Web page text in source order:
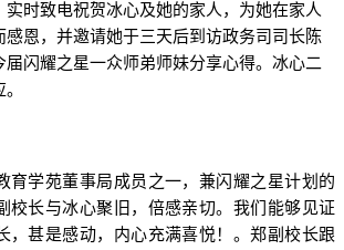
实时致电祝贺冰心及她的家人，为她在家人
感恩，并邀请她于三天后到访政务司司长陈
届闪耀之星一众师弟师妹分享心得。冰心二
育学苑董事局成员之一，兼闪耀之星计划的
校长与冰心聚旧，倍感亲切。我们能够见证
，甚是感动，内心充满喜悦！。郑副校长跟